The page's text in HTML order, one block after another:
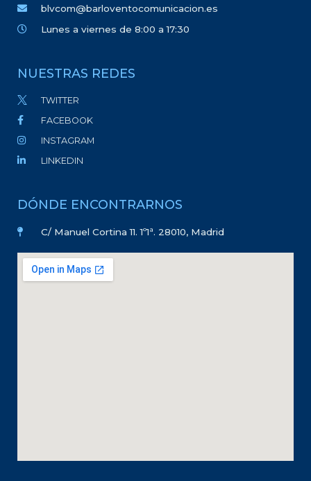
blvcom@barloventocomunicacion.es
Lunes a viernes de 8:00 a 17:30
NUESTRAS REDES
TWITTER
FACEBOOK
INSTAGRAM
LINKEDIN
DÓNDE ENCONTRARNOS
C/ Manuel Cortina 11. 1º1ª. 28010, Madrid